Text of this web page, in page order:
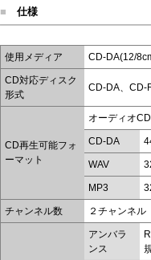
■ 仕様
使用メディア CD-DA(12/
CD対応ディスク
形式
CD-DA、CD-
CD再生可能フォ
ーマット
オーディオ
CD-DA
WAV
MP3
チャンネル数 ２チャンネル
アンバラ
ンス